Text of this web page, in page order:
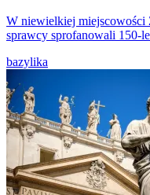
W niewielkiej miejscowości
sprawcy sprofanowali 150-
bazylika